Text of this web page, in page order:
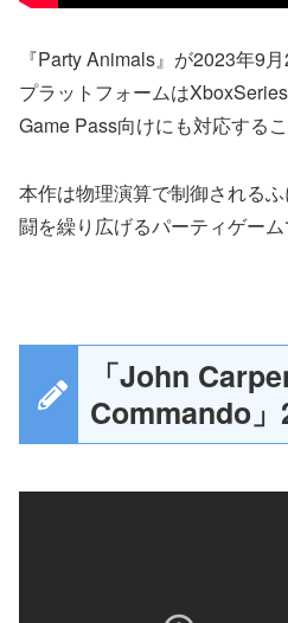
『Party Animals』が2023年9月
プラットフォームは
Game Pass向けにも対応する
本作は物理演算で制御される
闘を繰り広げるパーティゲーム
「John
Commando